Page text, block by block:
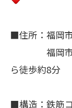
■住所：福岡
福岡市営
ら徒歩約8分
■構造：鉄筋